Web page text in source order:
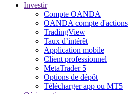
Investir
Compte OANDA
OANDA compte d'actions
TradingView
Taux d’intérêt
Application mobile
Client professionnel
MetaTrader 5
Options de dépôt
Télécharger app ou MT5